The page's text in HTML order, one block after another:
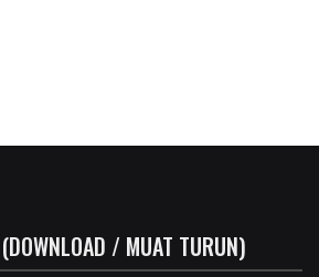
/ MUAT TURUN)